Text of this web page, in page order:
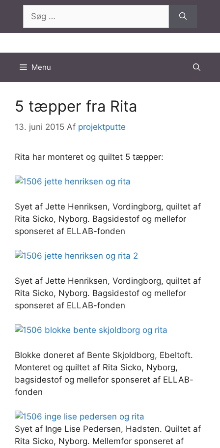
indhold
efter:
Menu
5 tæpper fra Rita
13. juni 2015 Af projektputte
Rita har monteret og quiltet 5 tæpper:
Syet af Jette Henriksen, Vordingborg, quiltet af
Rita Sicko, Nyborg. Bagsidestof og mellefor
sponseret af ELLAB-fonden
Syet af Jette Henriksen, Vordingborg, quiltet af
Rita Sicko, Nyborg. Bagsidestof og mellefor
sponseret af ELLAB-fonden
Blokke doneret af Bente Skjoldborg, Ebeltoft.
Monteret og quiltet af Rita Sicko, Nyborg,
bagsidestof og mellefor sponseret af ELLAB-
fonden
Syet af Inge Lise Pedersen, Hadsten. Quiltet af
Rita Sicko, Nyborg. Mellemfor sponseret af